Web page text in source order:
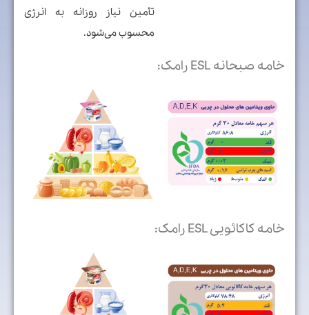
تأمین نیاز روزانه به انرژی
محسوب می‌شود.
خامه صبحانه ESL رامک:
خامه کاکائویی ESL رامک: